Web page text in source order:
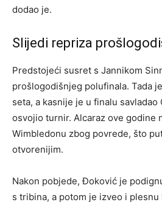
dodao je.
Slijedi repriza
Predstojeći susret s Jannikom
prošlogodišnjeg polufinala. Tada
seta, a kasnije je u finalu savladao
osvojio turnir. Alcaraz ove godine
Wimbledonu zbog povrede, što
otvorenijim.
Nakon pobjede, Đoković je
s tribina, a potom je izveo i